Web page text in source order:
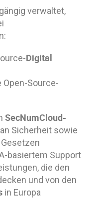
verwaltet,
Digital
Open-Source-
SecNumCloud-
Sicherheit sowie
basiertem Support
die den
und von den
in Europa